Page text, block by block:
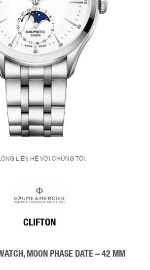
LIÊN HỆ VỚI CHÚNG TÔI.
CLIFTON
MOON PHASE DATE – 42 MM